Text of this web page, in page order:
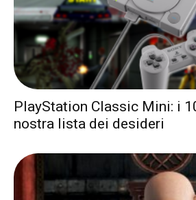
PlayStation Classic Mini: i
nostra lista dei desideri